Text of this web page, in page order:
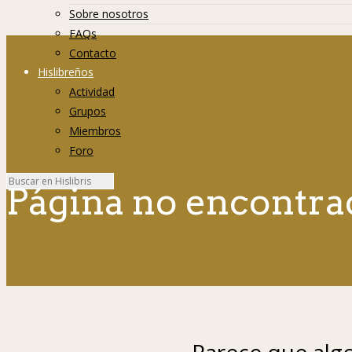
Sobre nosotros
FAQs
Contacto
Hislibreños
Actividad
Grupos
Miembros
Foro
Página no